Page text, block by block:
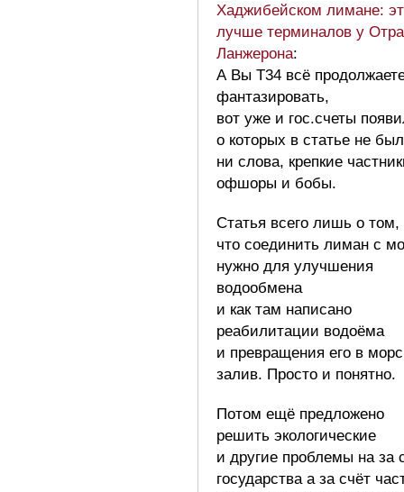
Хаджибейском лимане:
лучше терминалов у
Ланжерона:
А Вы Т34 всё
фантазировать,
вот уже и гос.счеты
о которых в статье не
ни слова, крепкие
офшоры и бобы.
Статья всего лишь о том,
что соединить лиман с
нужно для улучшения
водообмена
и как там написано
реабилитации водоёма
и превращения его в
залив. Просто и понятно.
Потом ещё предложено
решить экологические
и другие проблемы на за
государства а за счёт